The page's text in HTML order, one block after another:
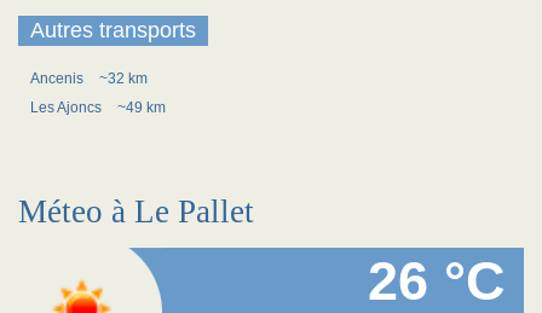
Autres transports
Ancenis
~32 km
Les Ajoncs
~49 km
Méteo à Le Pallet
26 °C